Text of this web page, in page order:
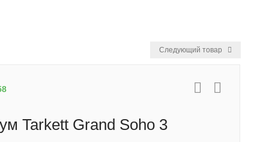
Следующий товар
Tarkett Grand Soho 3